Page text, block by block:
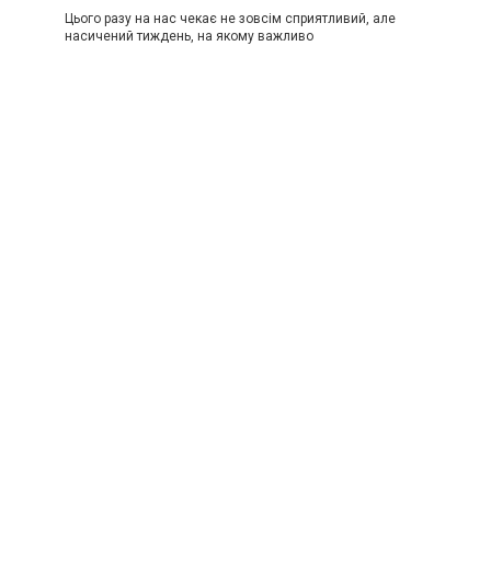
Цього разу на нас чекає не зовсім сприятливий, але
насичений тиждень, на якому важливо